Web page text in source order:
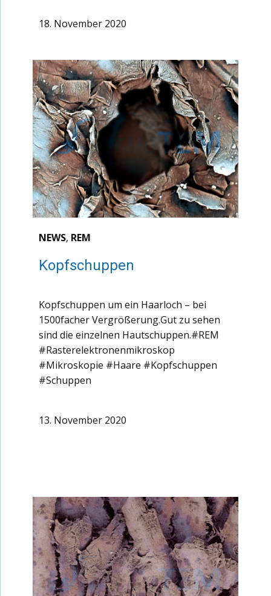
18. November 2020
NEWS, REM
Kopfschuppen
Kopfschuppen um ein Haarloch – bei
1500facher Vergrößerung.Gut zu sehen
sind die einzelnen Hautschuppen.#REM
#Rasterelektronenmikroskop
#Mikroskopie #Haare #Kopfschuppen
#Schuppen
13. November 2020